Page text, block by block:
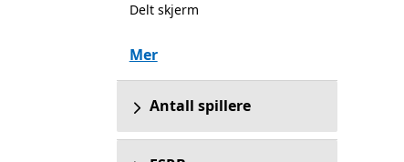
Delt skjerm
Mer
Antall spillere